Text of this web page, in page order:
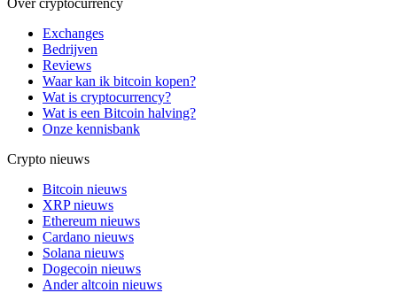
Over cryptocurrency
Exchanges
Bedrijven
Reviews
Waar kan ik bitcoin kopen?
Wat is cryptocurrency?
Wat is een Bitcoin halving?
Onze kennisbank
Crypto nieuws
Bitcoin nieuws
XRP nieuws
Ethereum nieuws
Cardano nieuws
Solana nieuws
Dogecoin nieuws
Ander altcoin nieuws